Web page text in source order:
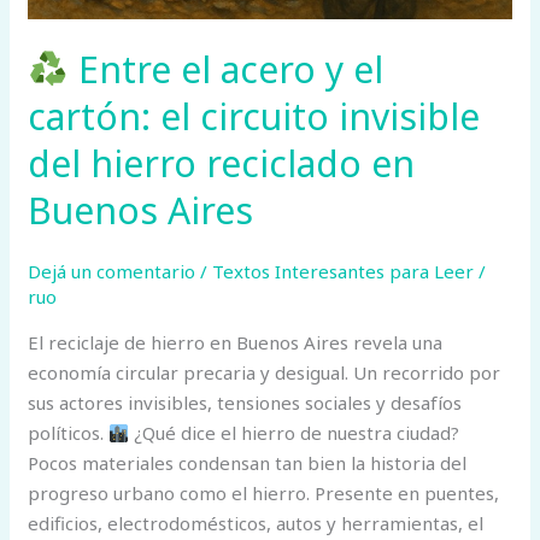
Entre el acero y el
cartón: el circuito invisible
del hierro reciclado en
Buenos Aires
Dejá un comentario / Textos Interesantes para Leer /
ruo
El reciclaje de hierro en Buenos Aires revela una
economía circular precaria y desigual. Un recorrido por
sus actores invisibles, tensiones sociales y desafíos
políticos.
¿Qué dice el hierro de nuestra ciudad?
Pocos materiales condensan tan bien la historia del
progreso urbano como el hierro. Presente en puentes,
edificios, electrodomésticos, autos y herramientas, el